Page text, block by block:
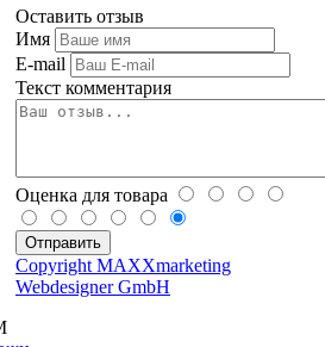
Оставить отзыв
Имя
E-mail
Текст комментария
Оценка для товара
Copyright MAXXmarketing
Webdesigner GmbH